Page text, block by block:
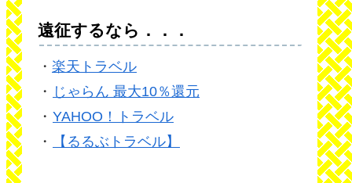
遠征するなら．．．
・ 楽天トラベル
・ じゃらん 最大10％還元
・ YAHOO！トラベル
・
【るるぶトラベル】